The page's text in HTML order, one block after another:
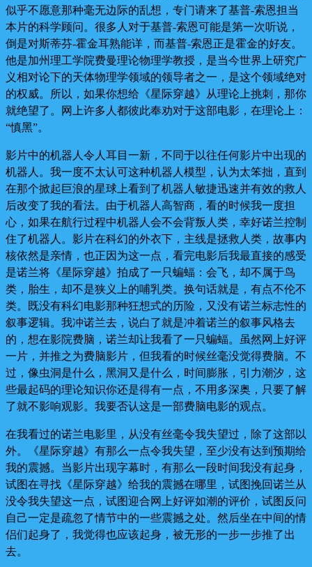
似乎不愿意那种毫无边际的乱想，专门请来了基普-索恩担当
本片的科学顾问。很多人对于基普-索恩可能是第一次听说，
倒是对斯蒂芬-霍金耳熟能详，而基普-索恩正是霍金的好友。
他是加州理工学院费曼理论物理学教授，是当今世界上研究广
义相对论下的天体物理学领域的领导者之一，是这个领域绝对
的权威。所以，如果你想给《星际穿越》从理论上挑刺，那你
就绝望了。
网上许多人都彼此奉劝对于这部电影，在理论上：
“慎黑”。
影片中的机器人令人耳目一新，不同于以往任何影片中出现的
机器人。我一度不太认可这种机器人模型，认为太笨拙，直到
在那个掀起巨浪的星球上看到了机器人敏捷迅速并有效的救人
后改变了我的看法。由于机器人高智商，看的时候我一度担
心，如果在航行过程中机器人会不会背叛人类，幸好诺兰控制
住了机器人。影片在科幻的外衣下，主线是拯救人类，故事内
核依然是亲情，也正因为这一点，看完电影后我最直接的感受
是诺兰将《星际穿越》拍成了一只蝙蝠：会飞，却不属于鸟
类，胎生，却不是狭义上的哺乳类。换句话就是，有点不伦不
类。既没有科幻电影那种狂想式的历险，又没有诺兰标志性的
叙事逻辑。我冲诺兰去，说白了就是冲着诺兰的叙事风格去
的，想在影院费脑，诺兰却让我看了一只蝙蝠。虽然网上好评
一片，并推之为费脑影片，但我看的时候丝毫没觉得费脑。不
过，像虫洞是什么，黑洞又是什么，时间膨胀，引力潮汐，这
些最起码的理论知识你还是得有一点，不用多深奥，只要了解
了就不影响观影。我要否认这是一部费脑电影的观点。
在我看过的诺兰电影里，从没有丝毫令我失望过，除了这部以
外。《星际穿越》有那么一点令我失望，至少没有达到预期给
我的震撼。当影片出现字幕时，有那么一段时间我没有起身，
试图在寻找《星际穿越》给我的震撼在哪里，试图挽回诺兰从
没令我失望这一点，试图迎合网上好评如潮的评价，试图反问
自己一定是疏忽了情节中的一些震撼之处。然后坐在中间的情
侣们起身了，我觉得也应该起身，被无形的一步一步推了出
去。